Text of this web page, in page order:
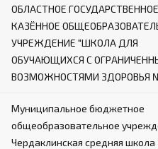
ОБЛАСТНОЕ ГОСУДАРСТВЕННОЕ
КАЗЁННОЕ
УЧРЕЖДЕНИЕ "ШКОЛА ДЛЯ
ОБУЧАЮЩИХСЯ С
ВОЗМОЖНОСТЯМИ ЗДОРОВЬЯ
Муниципальное бюджетное
общеобразовательное
Чердаклинская средняя